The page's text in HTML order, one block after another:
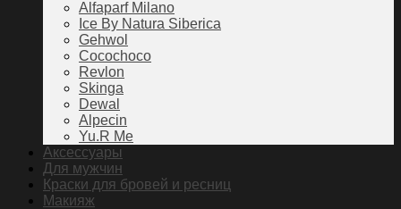
Alfaparf Milano
Ice By Natura Siberica
Gehwol
Cocochoco
Revlon
Skinga
Dewal
Alpecin
Yu.R Me
Аксессуары
Для мужчин
Краски для бровей и ресниц
Макияж